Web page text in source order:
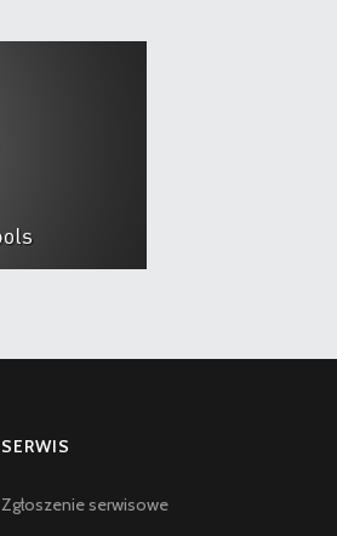
SERWIS
Zgłoszenie serwisowe